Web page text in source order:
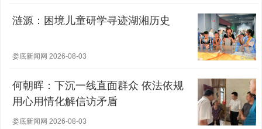
涟源：困境儿童研学寻迹湖湘历史
娄底新闻网 2026-08-03
何朝晖：下沉一线直面群众 依法依规
用心用情化解信访矛盾
娄底新闻网 2026-08-03